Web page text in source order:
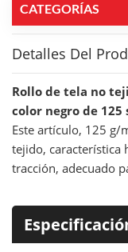
CATEGORÍAS
Detalles Del
Rollo de tela no
color negro de 125
Este artículo, 125 g/
tejido, característica
tracción, adecuado